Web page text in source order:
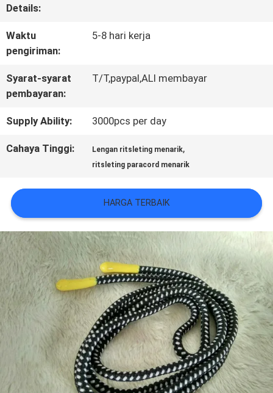
KAMI
BERITA
KASUS
VR
SHOW
SITEMAP
KEBIJAKAN
PRIVASI
Details:
Waktu
pengiriman:
5-8 hari kerja
Syarat-syarat
pembayaran:
T/T,paypal,ALI membayar
Supply Ability: 3000pcs per day
Cahaya Tinggi: Lengan ritsleting menarik,
ritsleting paracord menarik
HARGA TERBAIK